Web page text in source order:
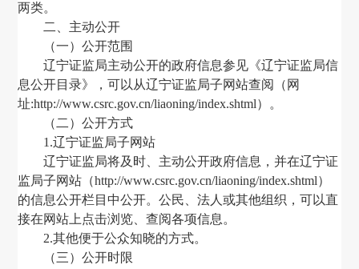
两类。
二、主动公开
（一）公开范围
辽宁证监局主动公开的政府信息参见《辽宁证监局信
息公开目录》
，可以从辽宁证监局子网站查阅 （ 网
址:http://www.csrc.gov.cn/liaoning/index.shtml） 。
（二）公开方式
1.辽宁证监局子网站
辽宁证监局将及时、主动公开政府信息 ，并在辽宁证
监局子网站 （http://www.csrc.gov.cn/liaoning/index.shtml）
的信息公开栏目中公开。公民、法人或其他组织 ，可以直
接在网站上点击浏览、查阅各项信息。
2.其他便于公众知晓的方式。
（三）公开时限